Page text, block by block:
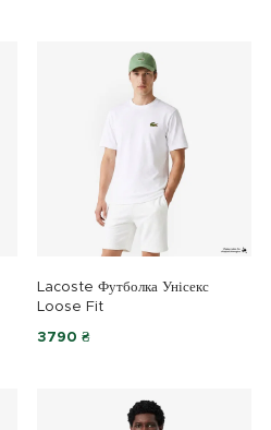
Lacoste Футболка Унісекс
Loose Fit
3790 ₴